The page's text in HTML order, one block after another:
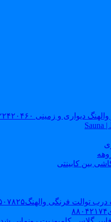
و زمینی ۲۲۴۲۰۴۶۰
فرنگی والهنگ۰۹۱۲۱۵۰۷۸۲۵